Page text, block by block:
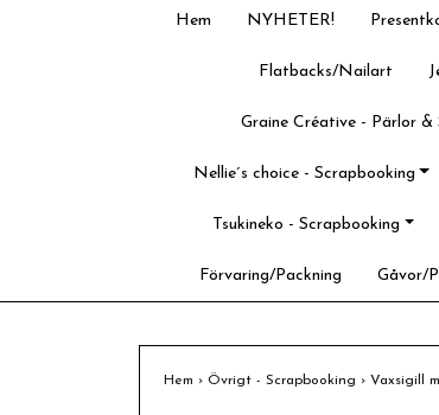
Hem NYHETER!
Flatbacks/Nailart
Graine Créative - Pärlor &
Nellie´s choice - Scrapbooking
Tsukineko - Scrapbooking
Förvaring/Packning Gåvor/
Hem › Övrigt - Scrapbooking › Vaxsigill